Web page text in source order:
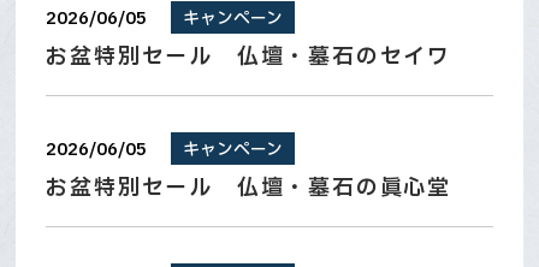
施工事例
お知らせ
よくある質問
2026/06/05 キャンペーン
お盆特別セール 仏壇・墓石のセイワ
2026/06/05 キャンペーン
お盆特別セール 仏壇・墓石の眞心堂